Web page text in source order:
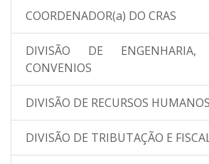
COORDENADOR(a) DO CRAS
DIVISÃO DE ENGENHARIA,
CONVENIOS
DIVISÃO DE RECURSOS HUMANOS
DIVISÃO DE TRIBUTAÇÃO E